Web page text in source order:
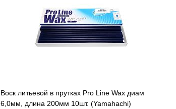
Воск литьевой в прутках Pro Line Wax диам
6,0мм, длина 200мм 10шт. (Yamahachi)